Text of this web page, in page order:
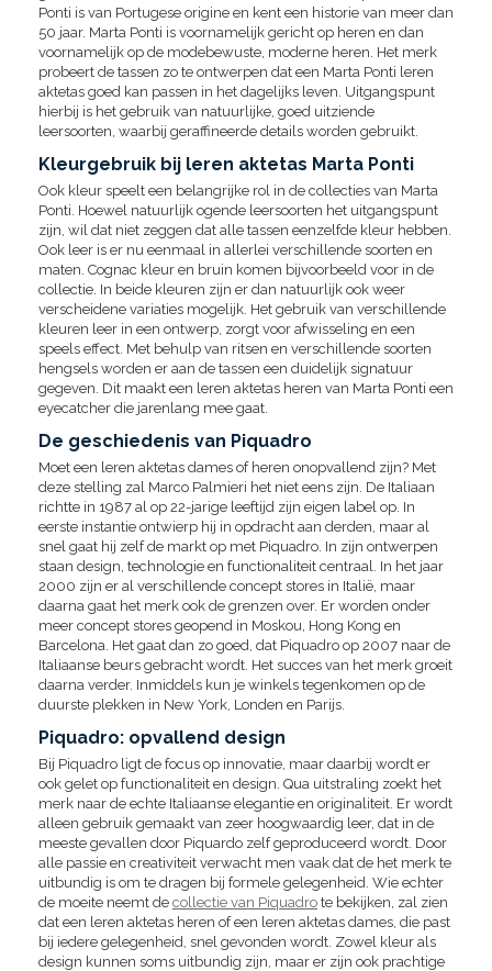
Ponti is van Portugese origine en kent een historie van meer dan
50 jaar. Marta Ponti is voornamelijk gericht op heren en dan
voornamelijk op de modebewuste, moderne heren. Het merk
probeert de tassen zo te ontwerpen dat een Marta Ponti leren
aktetas goed kan passen in het dagelijks leven. Uitgangspunt
hierbij is het gebruik van natuurlijke, goed uitziende
leersoorten, waarbij geraffineerde details worden gebruikt.
Kleurgebruik bij leren aktetas Marta Ponti
Ook kleur speelt een belangrijke rol in de collecties van Marta
Ponti. Hoewel natuurlijk ogende leersoorten het uitgangspunt
zijn, wil dat niet zeggen dat alle tassen eenzelfde kleur hebben.
Ook leer is er nu eenmaal in allerlei verschillende soorten en
maten. Cognac kleur en bruin komen bijvoorbeeld voor in de
collectie. In beide kleuren zijn er dan natuurlijk ook weer
verscheidene variaties mogelijk. Het gebruik van verschillende
kleuren leer in een ontwerp, zorgt voor afwisseling en een
speels effect. Met behulp van ritsen en verschillende soorten
hengsels worden er aan de tassen een duidelijk signatuur
gegeven. Dit maakt een leren aktetas heren van Marta Ponti een
eyecatcher die jarenlang mee gaat.
De geschiedenis van Piquadro
Moet een leren aktetas dames of heren onopvallend zijn? Met
deze stelling zal Marco Palmieri het niet eens zijn. De Italiaan
richtte in 1987 al op 22-jarige leeftijd zijn eigen label op. In
eerste instantie ontwierp hij in opdracht aan derden, maar al
snel gaat hij zelf de markt op met Piquadro. In zijn ontwerpen
staan design, technologie en functionaliteit centraal. In het jaar
2000 zijn er al verschillende concept stores in Italië, maar
daarna gaat het merk ook de grenzen over. Er worden onder
meer concept stores geopend in Moskou, Hong Kong en
Barcelona. Het gaat dan zo goed, dat Piquadro op 2007 naar de
Italiaanse beurs gebracht wordt. Het succes van het merk groeit
daarna verder. Inmiddels kun je winkels tegenkomen op de
duurste plekken in New York, Londen en Parijs.
Piquadro: opvallend design
Bij Piquadro ligt de focus op innovatie, maar daarbij wordt er
ook gelet op functionaliteit en design. Qua uitstraling zoekt het
merk naar de echte Italiaanse elegantie en originaliteit. Er wordt
alleen gebruik gemaakt van zeer hoogwaardig leer, dat in de
meeste gevallen door Piquardo zelf geproduceerd wordt. Door
alle passie en creativiteit verwacht men vaak dat de het merk te
uitbundig is om te dragen bij formele gelegenheid. Wie echter
de moeite neemt de collectie van Piquadro te bekijken, zal zien
dat een leren aktetas heren of een leren aktetas dames, die past
bij iedere gelegenheid, snel gevonden wordt. Zowel kleur als
design kunnen soms uitbundig zijn, maar er zijn ook prachtige